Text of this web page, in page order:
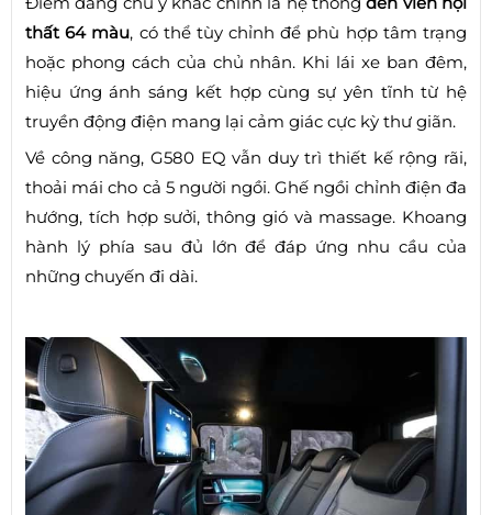
thất 64 màu, có thể tùy chỉnh để phù hợp tâm trạng
hoặc phong cách của chủ nhân. Khi lái xe ban đêm,
hiệu ứng ánh sáng kết hợp cùng sự yên tĩnh từ hệ
truyền động điện mang lại cảm giác cực kỳ thư giãn.
Về công năng, G580 EQ vẫn duy trì thiết kế rộng rãi,
thoải mái cho cả 5 người ngồi. Ghế ngồi chỉnh điện đa
hướng, tích hợp sưởi, thông gió và massage. Khoang
hành lý phía sau đủ lớn để đáp ứng nhu cầu của
những chuyến đi dài.